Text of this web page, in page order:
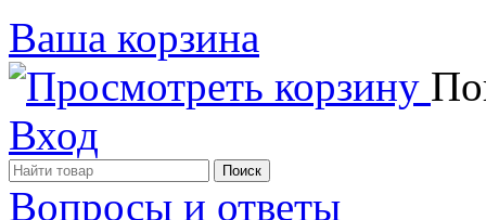
Ваша корзина
Вход
Вопросы и ответы